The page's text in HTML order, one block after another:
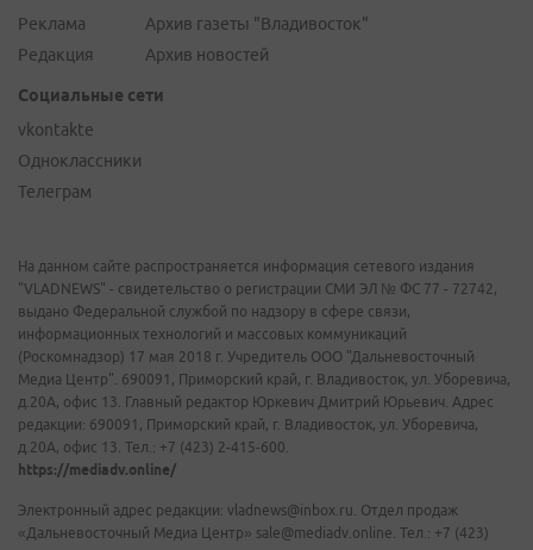
Реклама
Редакция
Архив газеты "Владивосток"
Архив новостей
Социальные сети
vkontakte
Одноклассники
Телеграм
На данном сайте распространяется информация сетевого издания
"VLADNEWS" - свидетельство о регистрации СМИ ЭЛ № ФС 77 - 72742,
выдано Федеральной службой по надзору в сфере связи,
информационных технологий и массовых коммуникаций
(Роскомнадзор) 17 мая 2018 г. Учредитель ООО "Дальневосточный
Медиа Центр". 690091, Приморский край, г. Владивосток, ул. Уборевича,
д.20А, офис 13. Главный редактор Юркевич Дмитрий Юрьевич. Адрес
редакции: 690091, Приморский край, г. Владивосток, ул. Уборевича,
д.20А, офис 13. Тел.: +7 (423) 2-415-600.
https://mediadv.online/
Электронный адрес редакции: vladnews@inbox.ru. Отдел продаж
«Дальневосточный Медиа Центр» sale@mediadv.online. Тел.: +7 (423)